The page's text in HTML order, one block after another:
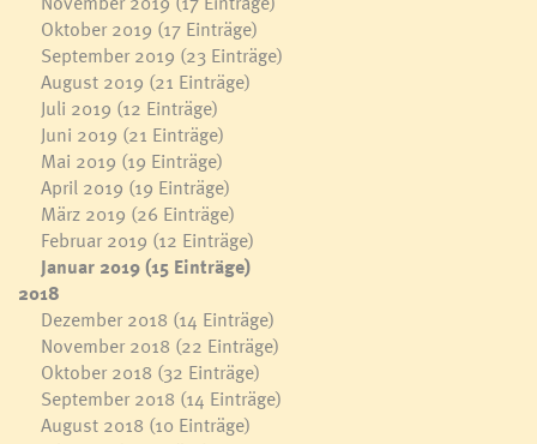
Oktober 2019 (17 Einträge)
September 2019 (23 Einträge)
August 2019 (21 Einträge)
Juli 2019 (12 Einträge)
Juni 2019 (21 Einträge)
Mai 2019 (19 Einträge)
April 2019 (19 Einträge)
März 2019 (26 Einträge)
Februar 2019 (12 Einträge)
Januar 2019(15 Einträge)
2018
Dezember 2018 (14 Einträge)
November 2018 (22 Einträge)
Oktober 2018 (32 Einträge)
September 2018 (14 Einträge)
August 2018 (10 Einträge)